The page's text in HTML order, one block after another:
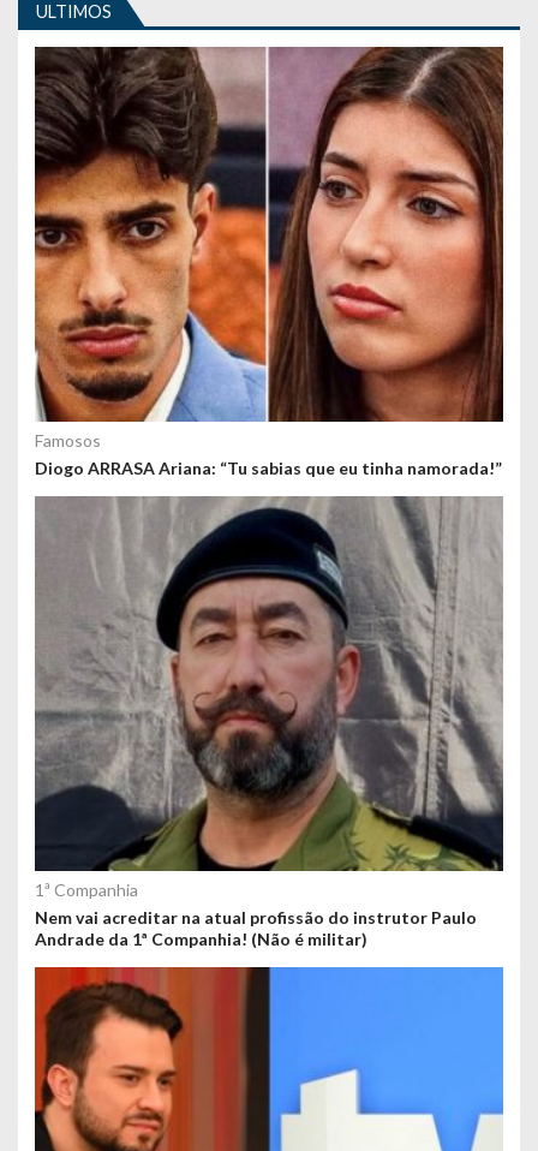
i
g
o
s
ULTIMOS
Famosos
Diogo ARRASA Ariana: “Tu sabias que eu tinha namorada!”
1ª Companhia
Nem vai acreditar na atual profissão do instrutor Paulo
Andrade da 1ª Companhia! (Não é militar)